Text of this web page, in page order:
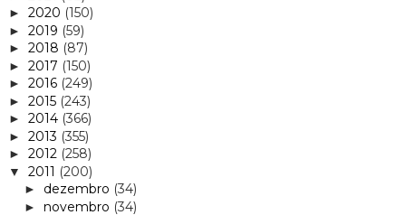
► 2020 (150)
► 2019 (59)
► 2018 (87)
► 2017 (150)
► 2016 (249)
► 2015 (243)
► 2014 (366)
► 2013 (355)
► 2012 (258)
▼ 2011 (200)
► dezembro (34)
► novembro (34)